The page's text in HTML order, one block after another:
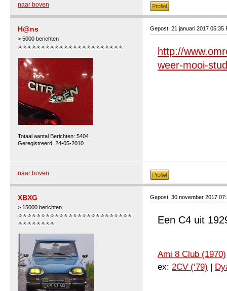
naar boven
H@ns
> 5000 berichten
Totaal aantal Berichten: 5404
Geregistreerd: 24-05-2010
Gepost: 21 januari 2017 05:35
http://
weer-mooi-
naar boven
XBXG
> 15000 berichten
Gepost: 30 november 2017
Een C4 uit
Ami 8 Club (1970)
ex: 2CV (‘79) |